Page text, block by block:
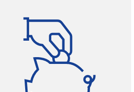
zamestnancom vianočný
bonus. Táto suma bude
vyplatená v novembri.